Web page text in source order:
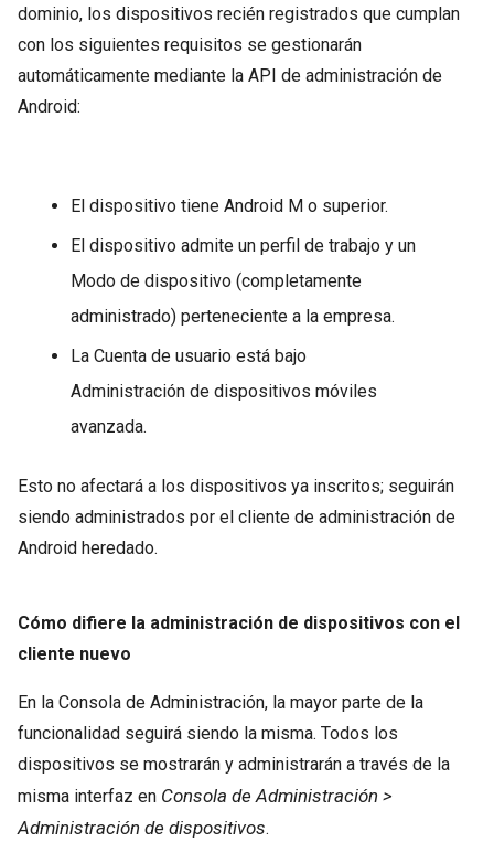
dominio, los dispositivos recién registrados que cumplan
con los siguientes requisitos se gestionarán
automáticamente mediante la API de administración de
Android:
El dispositivo tiene Android M o superior.
El dispositivo admite un perfil de trabajo y un
Modo de dispositivo (completamente
administrado) perteneciente a la empresa.
La Cuenta de usuario está bajo
Administración de dispositivos móviles
avanzada.
Esto no afectará a los dispositivos ya inscritos; seguirán
siendo administrados por el cliente de administración de
Android heredado.
Cómo difiere la administración de dispositivos con el
cliente nuevo
En la Consola de Administración, la mayor parte de la
funcionalidad seguirá siendo la misma. Todos los
dispositivos se mostrarán y administrarán a través de la
misma interfaz en Consola de Administración >
Administración de dispositivos.